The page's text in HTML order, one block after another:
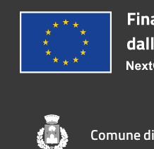
Comune